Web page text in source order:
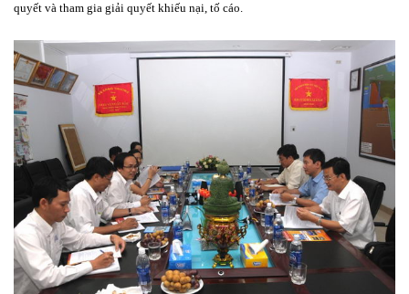
quyết và tham gia giải quyết khiếu nại, tố cáo.